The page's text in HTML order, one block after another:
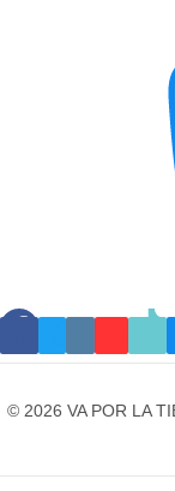
© 2026 VA POR LA